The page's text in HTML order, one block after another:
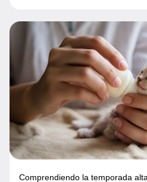
Comprendiendo la temporada